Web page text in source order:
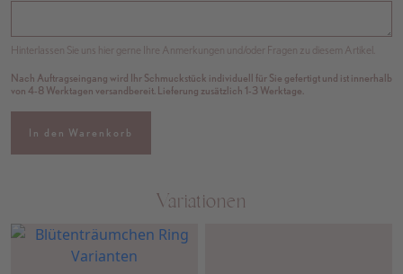
Hinterlassen Sie uns hier gerne Ihre Anmerkungen und/oder Fragen zu diesem Artikel.
Nach Auftragseingang wird Ihr Schmuckstück individuell für Sie gefertigt und ist innerhalb
von 4-8 Werktagen versandbereit. Lieferung zusätzlich 1-3 Werktage.
In den Warenkorb
Variationen